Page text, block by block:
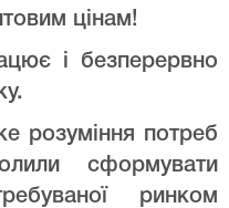
цінам!
і безперервно
розуміння потреб
сформувати
ринком